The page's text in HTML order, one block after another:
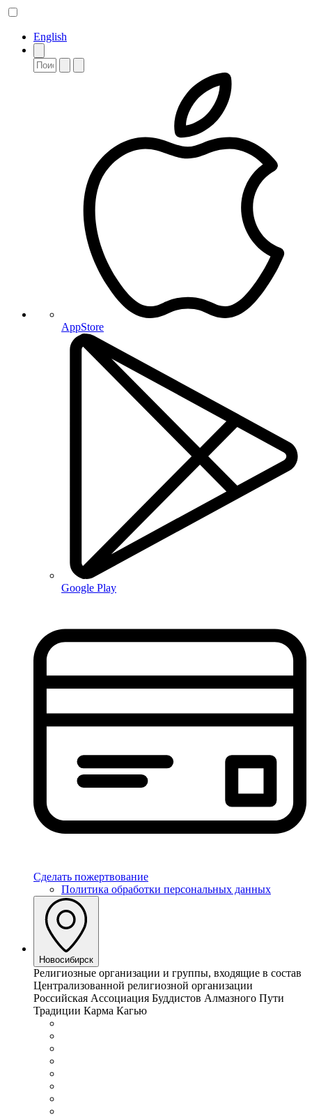
English
AppStore
Google Play
Сделать пожертвование
Политика обработки персональных данных
Новосибирск
Религиозные организации и группы, входящие в состав
Централизованной религиозной организации
Российская Ассоциация Буддистов Алмазного Пути
Традиции Карма Кагью